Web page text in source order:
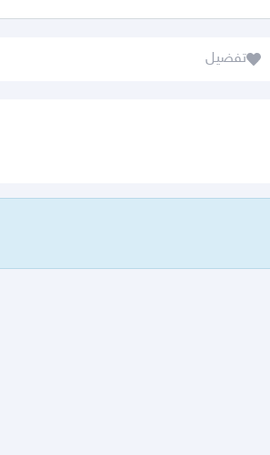
تفضيل